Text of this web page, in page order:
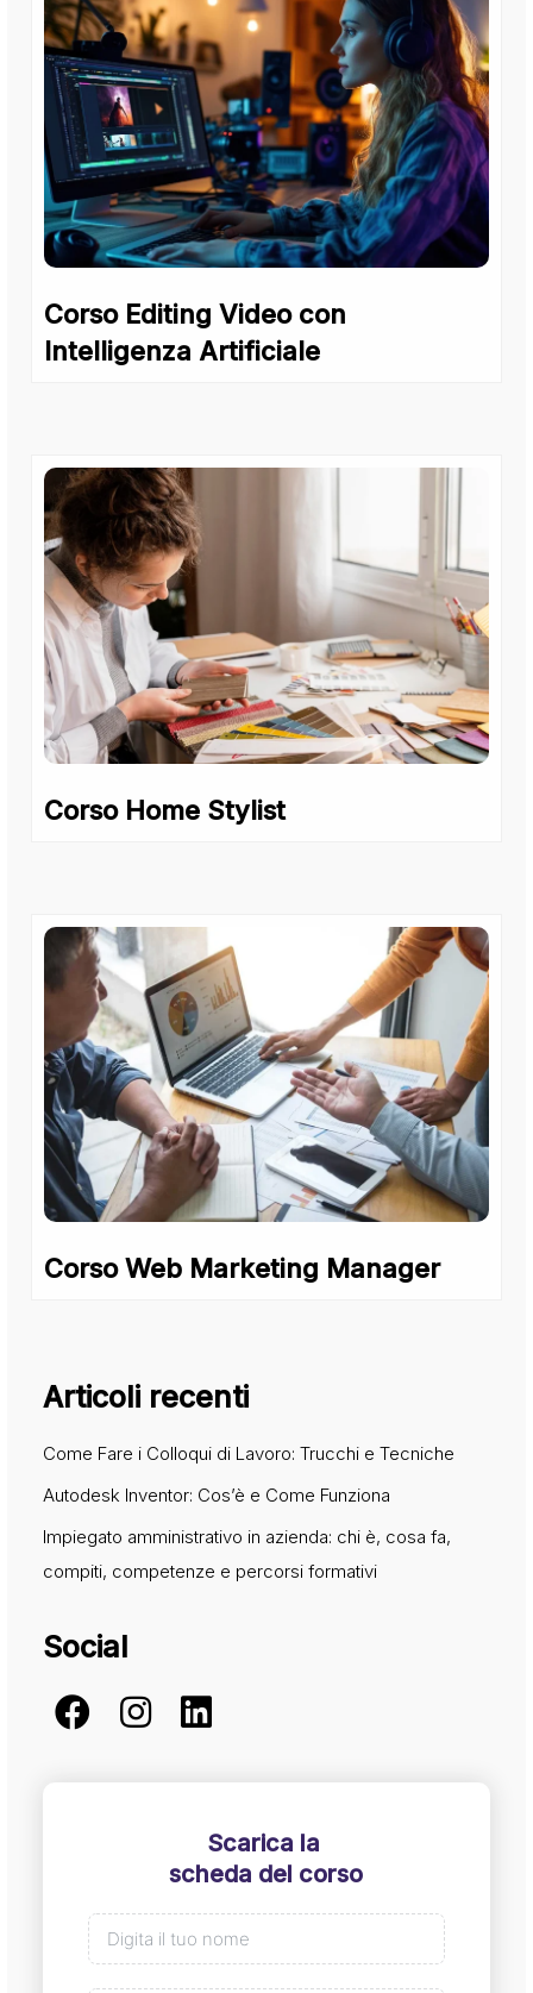
Corso Editing Video con
Intelligenza Artificiale
Corso Home Stylist
Corso Web Marketing Manager
Articoli recenti
Come Fare i Colloqui di Lavoro: Trucchi e Tecniche
Autodesk Inventor: Cos’è e Come Funziona
Impiegato amministrativo in azienda: chi è, cosa fa,
compiti, competenze e percorsi formativi
Social
Scarica la
scheda del corso